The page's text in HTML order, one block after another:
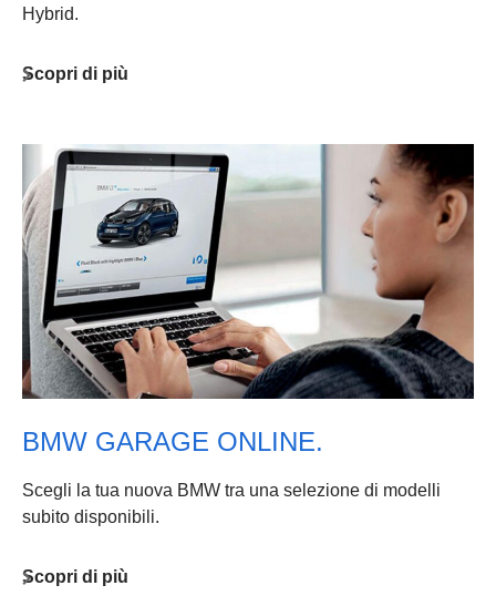
Hybrid.
Scopri di più
BMW GARAGE ONLINE.
Scegli la tua nuova BMW tra una selezione di modelli
subito disponibili.
Scopri di più